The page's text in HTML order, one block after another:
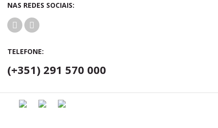
NAS REDES SOCIAIS:
TELEFONE:
(+351) 291 570 000